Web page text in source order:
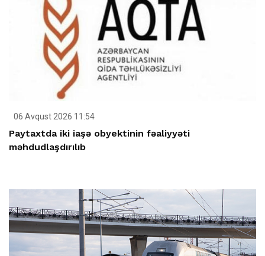
06 Avqust 2026 11:54
Paytaxtda iki iaşə obyektinin fəaliyyəti
məhdudlaşdırılıb